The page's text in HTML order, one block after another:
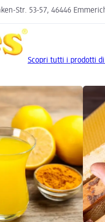
Str. 53-57, 46446
Scopri tutti i prodotti